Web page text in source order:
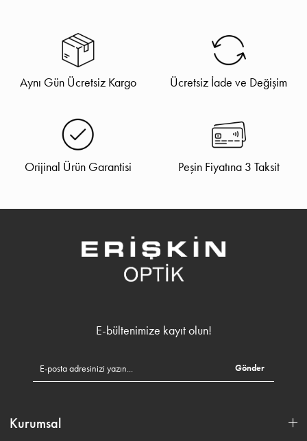
Aynı Gün Ücretsiz Kargo Ücretsiz İade ve Değişim
Orijinal Ürün Garantisi Peşin Fiyatına 3 Taksit
E-bültenimize kayıt olun!
Gönder
Kurumsal